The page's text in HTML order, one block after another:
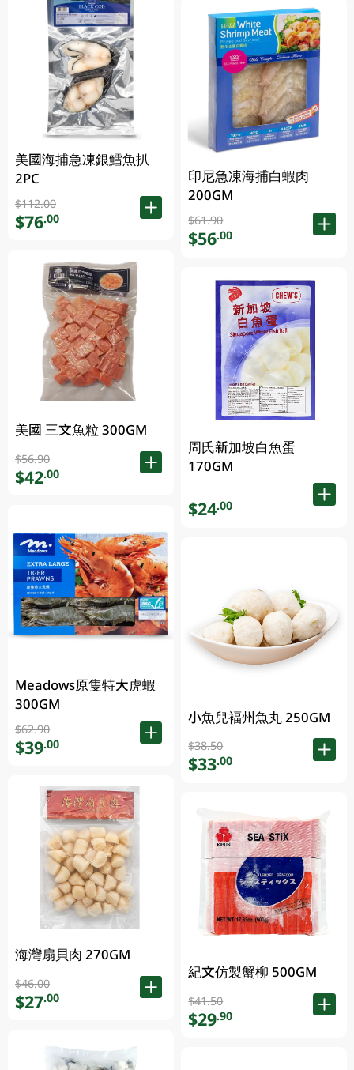
美國海捕急凍銀鱈魚扒
2PC
$112.00
$76.00
美國 三文魚粒 300GM
$56.90
$42.00
Meadows原隻特大虎蝦
300GM
$62.90
$39.00
海灣扇貝肉 270GM
$46.00
$27.00
印尼急凍海捕白蝦肉
200GM
$61.90
$56.00
周氏新加坡白魚蛋
170GM
$24.00
小魚兒褔州魚丸 250GM
$38.50
$33.00
紀文仿製蟹柳 500GM
$41.50
$29.90